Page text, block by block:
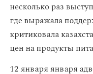
несколько раз
где выражала
критиковала
цен на продукты
12 января января